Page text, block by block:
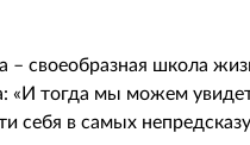
– своеобразная школа
«И тогда мы можем
себя в самых